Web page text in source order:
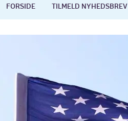
FORSIDE TILMELD NYHEDSBREV
Arbejdsmarkedet